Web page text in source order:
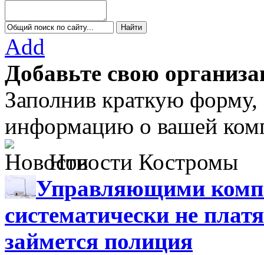
Add
Добавьте свою
Заполнив краткую
информацию о вашей
Новости Костромы
Управляющими
систематически не
займется полиция